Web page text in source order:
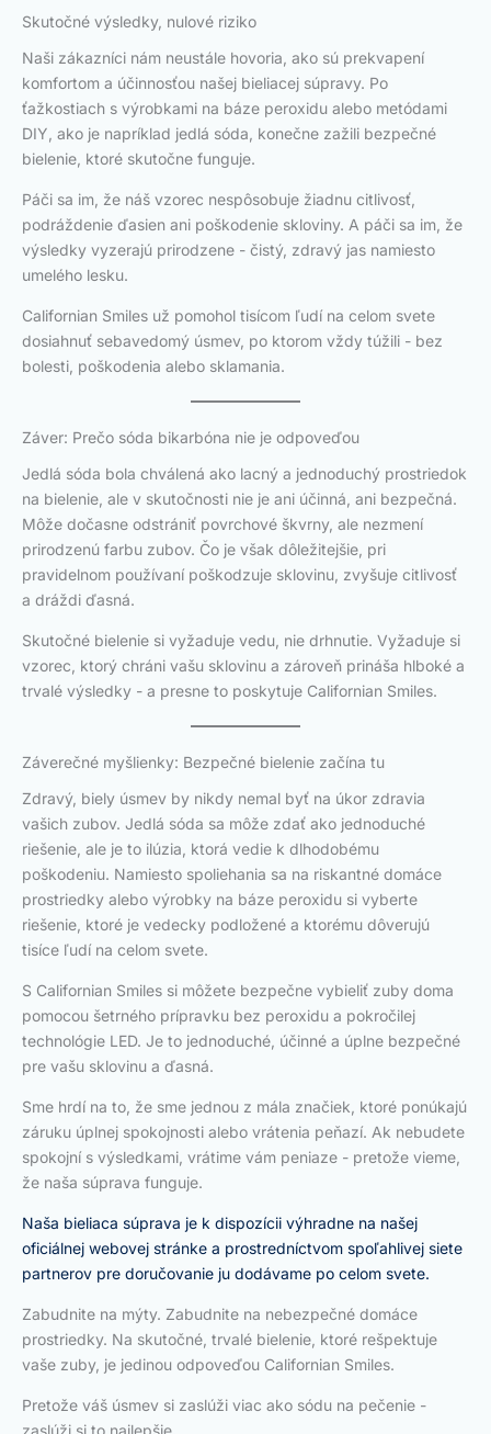
Skutočné výsledky, nulové riziko
Naši zákazníci nám neustále hovoria, ako sú prekvapení
komfortom a účinnosťou našej bieliacej súpravy. Po
ťažkostiach s výrobkami na báze peroxidu alebo metódami
DIY, ako je napríklad jedlá sóda, konečne zažili bezpečné
bielenie, ktoré skutočne funguje.
Páči sa im, že náš vzorec nespôsobuje žiadnu citlivosť,
podráždenie ďasien ani poškodenie skloviny. A páči sa im, že
výsledky vyzerajú prirodzene - čistý, zdravý jas namiesto
umelého lesku.
Californian Smiles už pomohol tisícom ľudí na celom svete
dosiahnuť sebavedomý úsmev, po ktorom vždy túžili - bez
bolesti, poškodenia alebo sklamania.
Záver: Prečo sóda bikarbóna nie je odpoveďou
Jedlá sóda bola chválená ako lacný a jednoduchý prostriedok
na bielenie, ale v skutočnosti nie je ani účinná, ani bezpečná.
Môže dočasne odstrániť povrchové škvrny, ale nezmení
prirodzenú farbu zubov. Čo je však dôležitejšie, pri
pravidelnom používaní poškodzuje sklovinu, zvyšuje citlivosť
a dráždi ďasná.
Skutočné bielenie si vyžaduje vedu, nie drhnutie. Vyžaduje si
vzorec, ktorý chráni vašu sklovinu a zároveň prináša hlboké a
trvalé výsledky - a presne to poskytuje Californian Smiles.
Záverečné myšlienky: Bezpečné bielenie začína tu
Zdravý, biely úsmev by nikdy nemal byť na úkor zdravia
vašich zubov. Jedlá sóda sa môže zdať ako jednoduché
riešenie, ale je to ilúzia, ktorá vedie k dlhodobému
poškodeniu. Namiesto spoliehania sa na riskantné domáce
prostriedky alebo výrobky na báze peroxidu si vyberte
riešenie, ktoré je vedecky podložené a ktorému dôverujú
tisíce ľudí na celom svete.
S Californian Smiles si môžete bezpečne vybieliť zuby doma
pomocou šetrného prípravku bez peroxidu a pokročilej
technológie LED. Je to jednoduché, účinné a úplne bezpečné
pre vašu sklovinu a ďasná.
Sme hrdí na to, že sme jednou z mála značiek, ktoré ponúkajú
záruku úplnej spokojnosti alebo vrátenia peňazí. Ak nebudete
spokojní s výsledkami, vrátime vám peniaze - pretože vieme,
že naša súprava funguje.
Naša bieliaca súprava je k dispozícii výhradne na našej
oficiálnej webovej stránke a prostredníctvom spoľahlivej siete
partnerov pre doručovanie ju dodávame po celom svete.
Zabudnite na mýty. Zabudnite na nebezpečné domáce
prostriedky. Na skutočné, trvalé bielenie, ktoré rešpektuje
vaše zuby, je jedinou odpoveďou Californian Smiles.
Pretože váš úsmev si zaslúži viac ako sódu na pečenie -
zaslúži si to najlepšie.